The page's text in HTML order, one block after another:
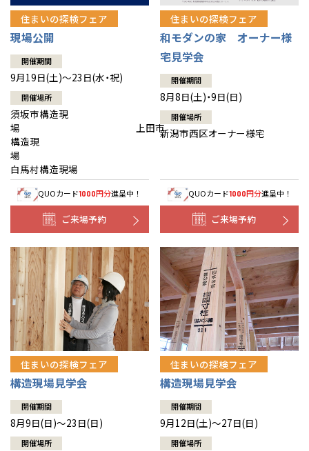
住まいの探検フェア
現場公開
開催期間
9月19日(土)～23日(水・祝)
開催場所
須坂市構造現
場 上田市
構造現
場
白馬村構造現場
QUOカード1000円分進呈中！
ご来場予約
住まいの探検フェア
和モダンの家 オーナー様
宅見学会
開催期間
8月8日(土)・9日(日)
開催場所
新潟市西区オーナー様宅
QUOカード1000円分進呈中！
ご来場予約
住まいの探検フェア
構造現場見学会
開催期間
8月9日(日)～23日(日)
開催場所
住まいの探検フェア
構造現場見学会
開催期間
9月12日(土)～27日(日)
開催場所